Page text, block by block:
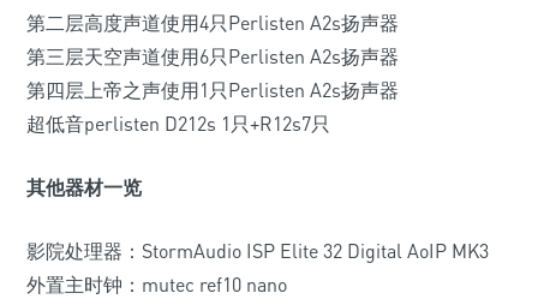
第二层高度声道使用4只Perlisten A2s扬声器
第三层天空声道使用6只Perlisten A2s扬声器
第四层上帝之声使用1只Perlisten A2s扬声器
超低音perlisten D212s 1只+R12s7只
其他器材一览
影院处理器：StormAudio ISP Elite 32 Digital AoIP MK3
外置主时钟：mutec ref10 nano